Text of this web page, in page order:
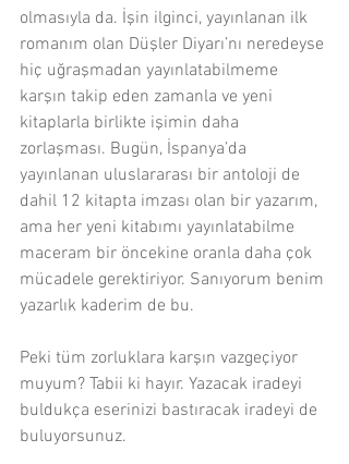
olmasıyla da. İşin ilginci, yayınlanan ilk
romanım olan Düşler Diyarı’nı neredeyse
hiç uğraşmadan yayınlatabilmeme
karşın takip eden zamanla ve yeni
kitaplarla birlikte işimin daha
zorlaşması. Bugün, İspanya’da
yayınlanan uluslararası bir antoloji de
dahil 12 kitapta imzası olan bir yazarım,
ama her yeni kitabımı yayınlatabilme
maceram bir öncekine oranla daha çok
mücadele gerektiriyor. Sanıyorum benim
yazarlık kaderim de bu.
Peki tüm zorluklara karşın vazgeçiyor
muyum? Tabii ki hayır. Yazacak iradeyi
buldukça eserinizi bastıracak iradeyi de
buluyorsunuz.